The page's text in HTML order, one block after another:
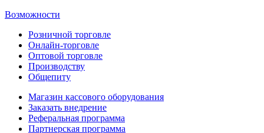
Возможности
Розничной торговле
Онлайн-торговле
Оптовой торговле
Производству
Общепиту
Магазин кассового оборудования
Заказать внедрение
Реферальная программа
Партнерская программа